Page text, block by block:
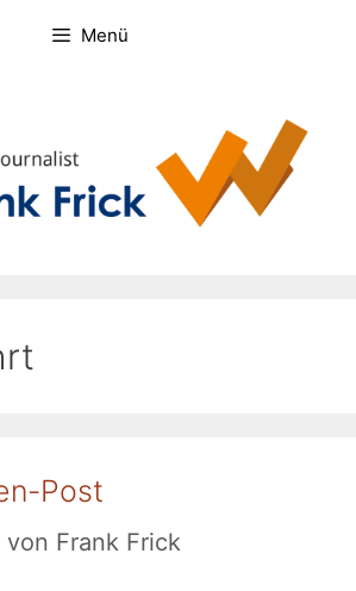
Menü
Post
von Frank Frick